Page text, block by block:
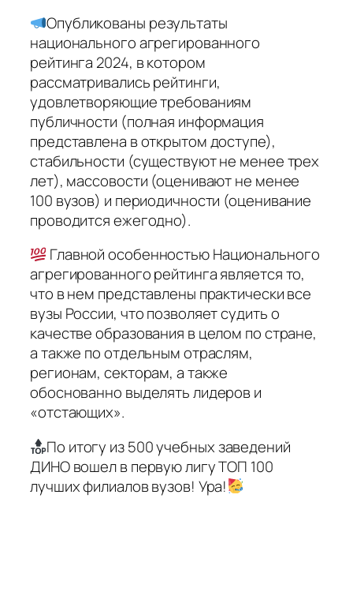
Опубликованы результаты
национального агрегированного
рейтинга 2024, в котором
рассматривались рейтинги,
удовлетворяющие требованиям
публичности (полная информация
представлена в открытом доступе),
стабильности (существуют не менее трех
лет), массовости (оценивают не менее
100 вузов) и периодичности (оценивание
проводится ежегодно).
Главной особенностью Национального
агрегированного рейтинга является то,
что в нем представлены практически все
вузы России, что позволяет судить о
качестве образования в целом по стране,
а также по отдельным отраслям,
регионам, секторам, а также
обоснованно выделять лидеров и
«отстающих».
По итогу из 500 учебных заведений
ДИНО вошел в первую лигу ТОП 100
лучших филиалов вузов! Ура!